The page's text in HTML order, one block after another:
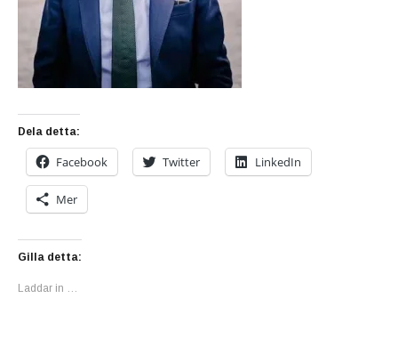
Dela detta:
Facebook Twitter LinkedIn
Mer
Gilla detta:
Laddar in …